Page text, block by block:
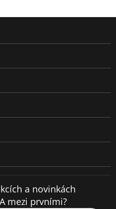
a novinkách
mezi prvními?